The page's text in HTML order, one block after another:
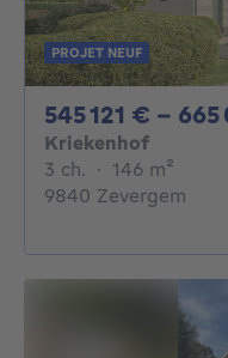
PROJET NEUF
545 121 € - 665
Kriekenhof
3 ch. 3 chambres
· 146 m²
9840 Zevergem